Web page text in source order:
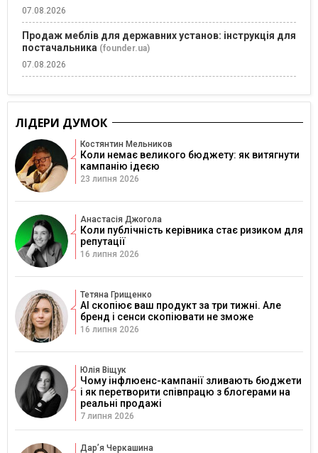
07.08.2026
Продаж меблів для державних установ: інструкція для
постачальника (founder.ua)
07.08.2026
ЛІДЕРИ ДУМОК
Костянтин Мельников
Коли немає великого бюджету: як витягнути
кампанію ідеєю
23 липня 2026
Анастасія Джогола
Коли публічність керівника стає ризиком для
репутації
16 липня 2026
Тетяна Грищенко
AI скопіює ваш продукт за три тижні. Але
бренд і сенси скопіювати не зможе
16 липня 2026
Юлія Віщук
Чому інфлюенс-кампанії зливають бюджети
і як перетворити співпрацю з блогерами на
реальні продажі
7 липня 2026
Дарʼя Черкашина